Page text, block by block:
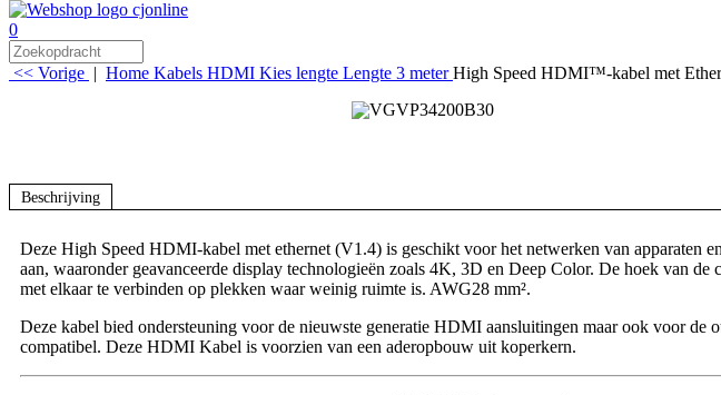
0
<< Vorige | Home Kabels HDMI Kies lengte Lengte 3 meter High Speed HDMI™-kabel met
Beschrijving
Deze High Speed HDMI-kabel met ethernet (V1.4) is geschikt voor het netwerken van apparaten
aan, waaronder geavanceerde display technologieën zoals 4K, 3D en Deep Color. De hoek van de
met elkaar te verbinden op plekken waar weinig ruimte is. AWG28 mm².
Deze kabel bied ondersteuning voor de nieuwste generatie HDMI aansluitingen maar ook voor de
compatibel. Deze HDMI Kabel is voorzien van een aderopbouw uit koperkern.